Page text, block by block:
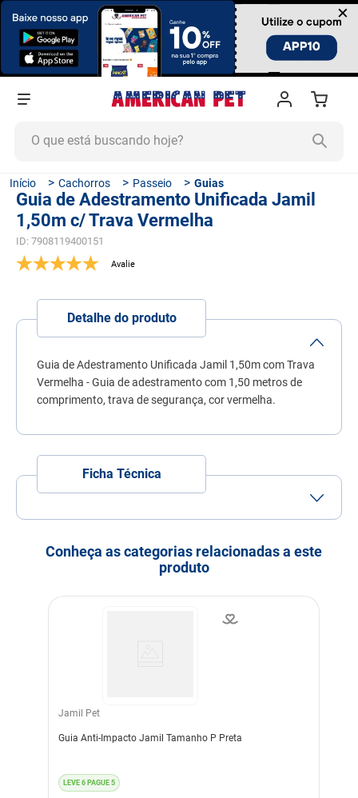
×
Cachorros Passeio Guias
Guia de Adestramento Unificada Jamil
1,50m c/ Trava Vermelha
ID: 7908119400151
Detalhe do produto
Guia de Adestramento Unificada Jamil 1,50m com Trava
Vermelha - Guia de adestramento com 1,50 metros de
comprimento, trava de segurança, cor vermelha.
Ficha Técnica
Conheça as categorias relacionadas a este
produto
Jamil Pet
Guia Anti-Impacto Jamil Tamanho P Preta
LEVE 6 PAGUE 5
TERMOS MAIS BUSCADOS
1º
ração cachorro
2º
ração gato
6º
7º
fórmula natural
8º
sachê gato
10º ração premier